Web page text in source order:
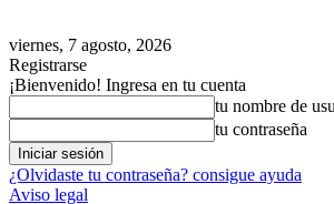
viernes, 7 agosto, 2026
Registrarse
¡Bienvenido! Ingresa en tu cuenta
tu nombre de
tu contraseña
¿Olvidaste tu contraseña? consigue ayuda
Aviso legal